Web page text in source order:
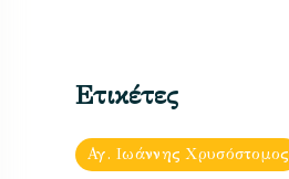
Ετικέτες
Αγ. Ιωάννης Χρυσόστομος